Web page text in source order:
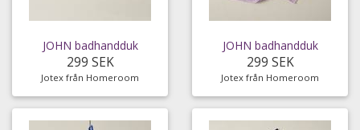
JOHN badhandduk
299 SEK
Jotex från Homeroom
JOHN badhandduk
299 SEK
Jotex från Homeroom